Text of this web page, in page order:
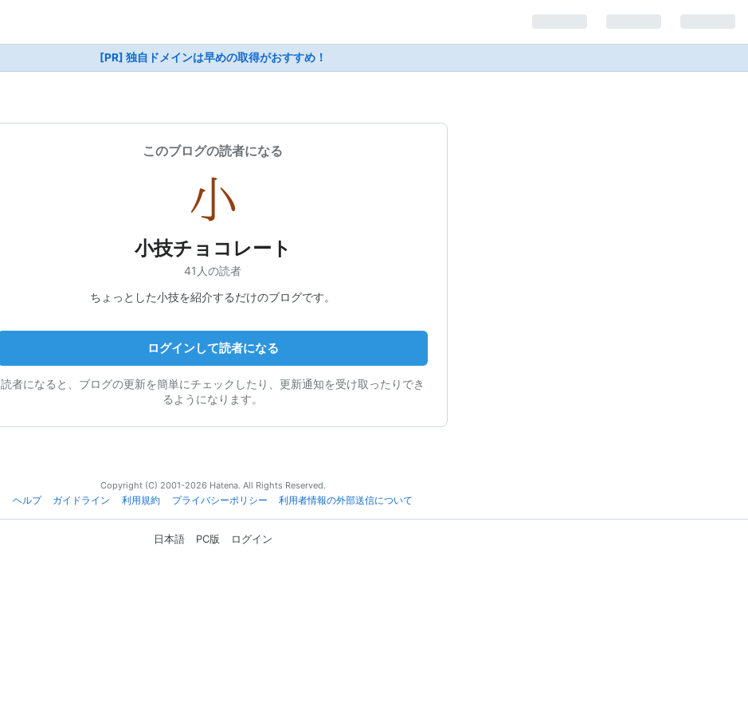
[PR] 独自ドメインは早めの取得がおすすめ！
このブログの読者になる
小技チョコレート
41人の読者
ちょっとした小技を紹介するだけのブログです。
ログインして読者になる
読者になると、ブログの更新を簡単にチェックしたり、更新通知を受け取ったりでき
るようになります。
Copyright (C) 2001-2026 Hatena. All Rights Reserved.
ヘルプ
ガイドライン 利用規約 プライバシーポリシー 利用者情報の外部送信について
日本語 PC版 ログイン